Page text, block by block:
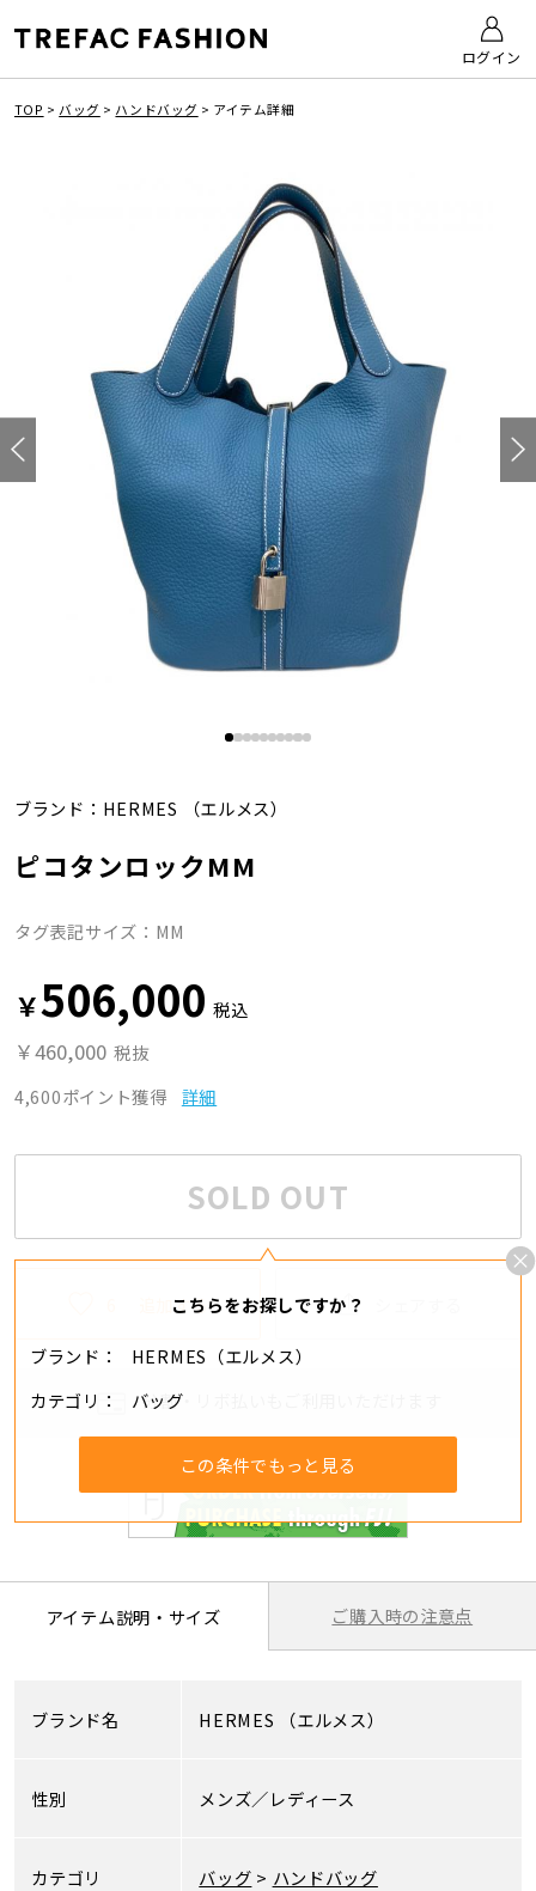
ログイン
TOP >バッグ > ハンドバッグ > アイテム詳細
ブランド： HERMES （エルメス）
ピコタンロックMM
タグ表記サイズ：MM
￥506,000 税込
￥460,000 税抜
4,600ポイント獲得
詳細
SOLD OUT
こちらをお探しですか？
ブランド
HERMES（エルメス）
カテゴリ
バッグ
この条件でもっと見る
追加する
分割・リボ払いもご利用いただけます
アイテム説明・サイズ ご購入時の注意点
ブランド名 HERMES （エルメス）
性別 メンズ／レディース
カテゴリ バッグ > ハンドバッグ